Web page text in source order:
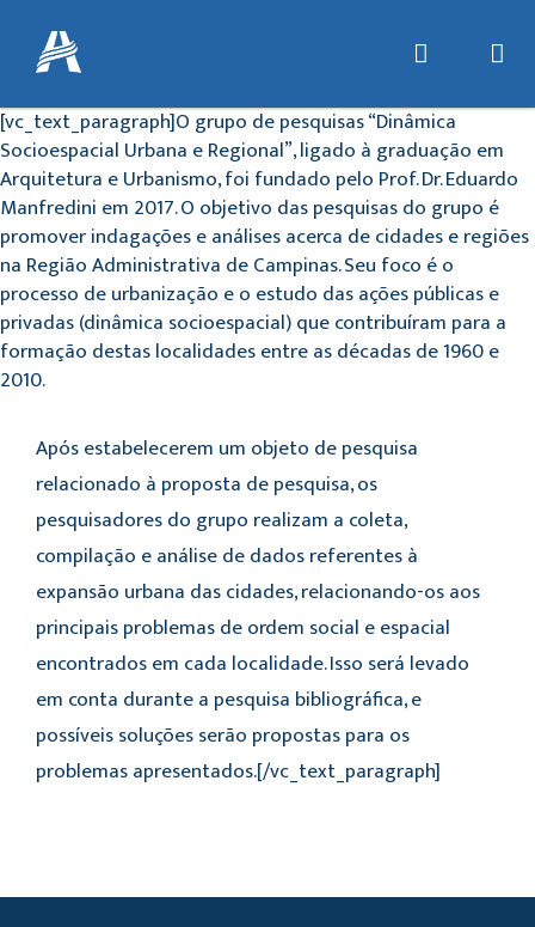
[vc_text_paragraph]O grupo de pesquisas “Dinâmica
Socioespacial Urbana e Regional”, ligado à graduação em
Arquitetura e Urbanismo, foi fundado pelo Prof. Dr. Eduardo
Manfredini em 2017. O objetivo das pesquisas do grupo é
promover indagações e análises acerca de cidades e regiões
na Região Administrativa de Campinas. Seu foco é o
processo de urbanização e o estudo das ações públicas e
privadas (dinâmica socioespacial) que contribuíram para a
formação destas localidades entre as décadas de 1960 e
2010.
Após estabelecerem um objeto de pesquisa
relacionado à proposta de pesquisa, os
pesquisadores do grupo realizam a coleta,
compilação e análise de dados referentes à
expansão urbana das cidades, relacionando-os aos
principais problemas de ordem social e espacial
encontrados em cada localidade. Isso será levado
em conta durante a pesquisa bibliográfica, e
possíveis soluções serão propostas para os
problemas apresentados.[/vc_text_paragraph]